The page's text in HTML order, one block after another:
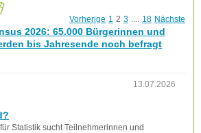
Vorherige 1 2 3 .... 18 Nächste
2026: 65.000 Bürgerinnen und
bis Jahresende noch befragt
13.07.2026
Statistik sucht Teilnehmerinnen und